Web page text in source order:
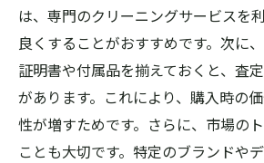
は、専門のクリーニングサービスを
良くすることがおすすめです。次に
証明書や付属品を揃えておくと、査
があります。これにより、購入時の
性が増すためです。さらに、市場の
ことも大切です。特定のブランドや